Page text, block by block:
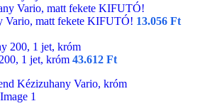
Vario, matt fekete KIFUTÓ! 13.056 Ft
1 jet, króm 43.612 Ft